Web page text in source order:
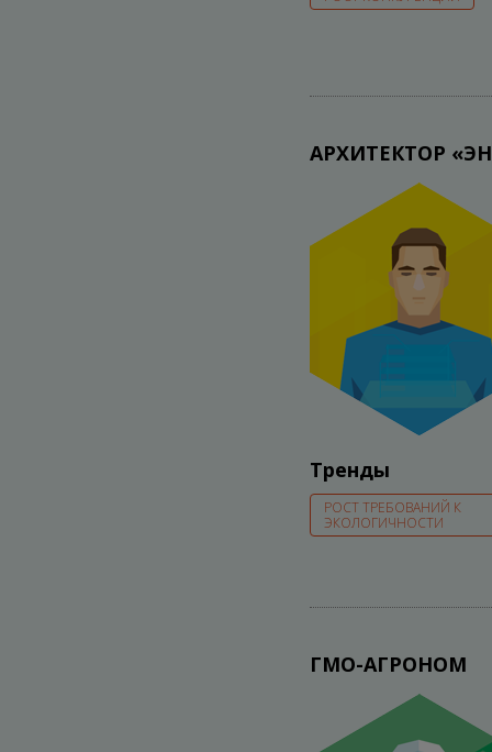
АРХИТЕКТОР
Тренды
РОСТ ТРЕБОВАНИЙ К
ЭКОЛОГИЧНОСТИ
ГМО-АГРОНОМ